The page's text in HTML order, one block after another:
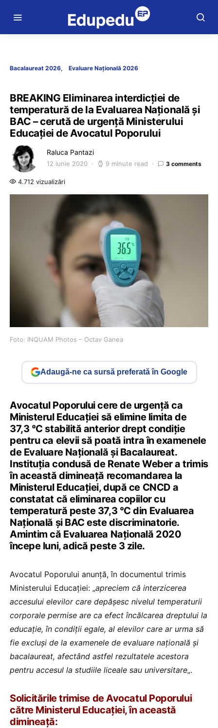
Bacalaureat 2026 Evaluare Națională 2026
BREAKING Eliminarea interdicției de
temperatură de la Evaluarea Națională și
BAC – cerută de urgență Ministerului
Educației de Avocatul Poporului
Raluca Pantazi
12 iunie 2020 9 minute read 3 comments
4.712 vizualizări
Foto: INQUAM Photos – Octav Ganea
Adaugă-ne ca sursă preferată în Google
Avocatul Poporului cere de urgență ca
Ministerul Educației să elimine limita de
37,3 °C stabilită anterior drept condiție
pentru ca elevii să poată intra în examenele
de Evaluare Națională și Bacalaureat.
Instituția condusă de Renate Weber a trimis
în această dimineață recomandarea la
Ministerul Educației, după ce CNCD a
constatat că eliminarea copiilor cu
temperatură peste 37,3 °C din Evaluarea
Națională și BAC este discriminatorie.
Amintim că Evaluarea Națională 2020
începe luni, adică peste 3 zile.
Avocatul Poporului anunță, în documentul trimis
Ministerului Educației: „apreciem că interzicerea
accesului elevilor care depășesc nivelul temperaturii
corporale permise are ca efect încălcarea dreptului la
educație, în condiții egale, al elevilor care ar urma să
fie excluși de la examenele de evaluare națională și
bacalaureat, afectând astfel rezultatele acestora
pentru accesul la studiile liceale sau universitare„.
Solicitările trimise de Avocatul Poporului
către Ministerul Educației, în această
dimineață: